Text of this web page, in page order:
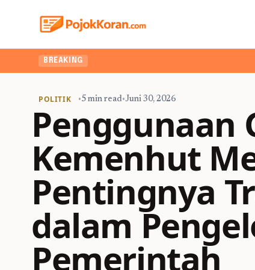
BREAKING
POLITIK •5 min read•Juni 30, 2026
Penggunaan
Kemenhut
Pentingnya
dalam
Pemerintah